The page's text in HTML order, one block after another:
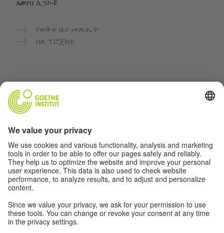
አገዛዝ ሊንኮች
የወቅቱ ዜና መጽሔት
ስለ ፕሮጀክቱ
የGoethe-Institut የጀርመን ቋንቋ ክፍሎች
የአስተማማኝ መድረክ „Deutschstunde“
ግላዊነት እና አንዳች እንቅስቃሴ የለሽ መዳረሻ
የግላዊነት ቅንብሮች